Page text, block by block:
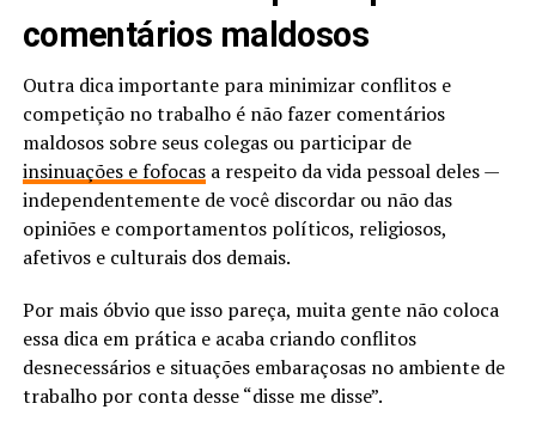
comentários maldosos
Outra dica importante para minimizar conflitos e
competição no trabalho é não fazer comentários
maldosos sobre seus colegas ou participar de
insinuações e fofocasa respeito da vida pessoal deles —
independentemente de você discordar ou não das
opiniões e comportamentos políticos, religiosos,
afetivos e culturais dos demais.
Por mais óbvio que isso pareça, muita gente não coloca
essa dica em prática e acaba criando conflitos
desnecessários e situações embaraçosas no ambiente de
trabalho por conta desse “disse me disse”.